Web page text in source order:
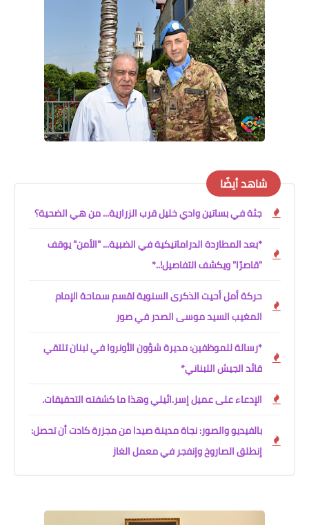
شاهد أيضًا
جثة في بساتين وادي خليل قرب الزرارية... من هي الضحية؟
*بعد المطاردة الدراماتيكية في الضبية... "الأمن" يوقف
"قاصرًا" ويكشف التفاصيل!..*
حركة أمل أحيت الذكرى السنوية لقسم سماحة الإمام
المغيب السيد موسى الصدر في صور
*رسالة للموظفين: مديرة شؤون الأونروا في لبنان تلتقي
قائد الجيش اللبناني*
الإدعاء على عميل إسر.ائيلي وهذا ما كشفته التحقيقات.
بالفيديو والصور: نجاة مدينة صيدا من مجزرة كادت أن تحصل:
إنطلق الصاروخ وإنفجر في معمل الغاز